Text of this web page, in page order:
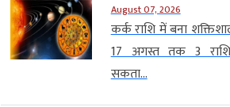
August 07, 2026
कर्क राशि में बना
17 अगस्त तक 3
सकता...